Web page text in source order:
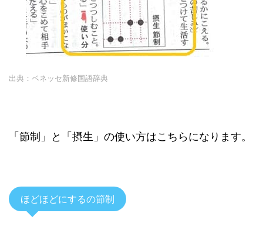
出典：ベネッセ新修国語辞典
「節制」と「摂生」の使い方はこちらになります。
ほどほどにするの節制